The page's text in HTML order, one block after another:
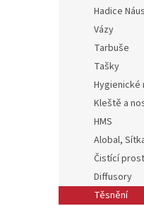
Hadice
Vázy
Tarbuše
Tašky
Hygienické
Kleště a
HMS
Alobal,
Čistící
Diffusory
Těsnění